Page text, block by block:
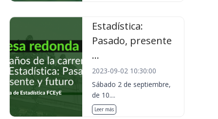
Estadística:
Pasado, presente
...
2023-09-02 10:30:00
Sábado 2 de septiembre,
de 10....
Leer más